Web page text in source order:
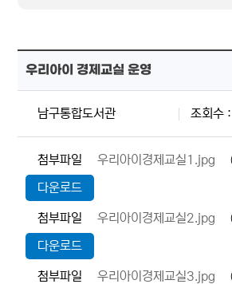
우리아이 경제교실 운영
남구통합도서관 조회수
첨부파일 우리아이경제교실1.jpg
다운로드
첨부파일 우리아이경제교실2.jpg
다운로드
첨부파일 우리아이경제교실3.jpg